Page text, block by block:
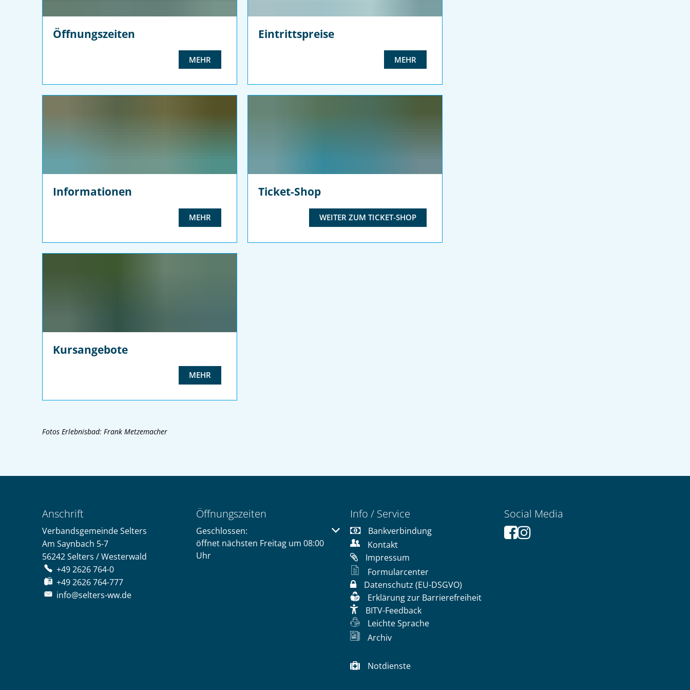
Öffnungszeiten
MEHR
Eintrittspreise
MEHR
Informationen
MEHR
Ticket-Shop
WEITER ZUM TICKET-SHOP
Kursangebote
MEHR
Fotos Erlebnisbad: Frank Metzemacher
Anschrift
Verbandsgemeinde Selters
Am Saynbach 5-7
56242Selters / Westerwald
+49 2626 764-0
+49 2626 764-777
info@selters-ww.de
Öffnungszeiten
Klicken, um weitere Öffnungs- oder Schließzeiten auszublenden
Geschlossen:
öffnet nächsten Freitag um 08:00
Uhr
Info / Service
Bankverbindung
Kontakt
Impressum
Formularcenter
Datenschutz (EU-DSGVO)
Erklärung zur Barrierefreiheit
BITV-Feedback
Leichte Sprache
Archiv
Notdienste
Social Media